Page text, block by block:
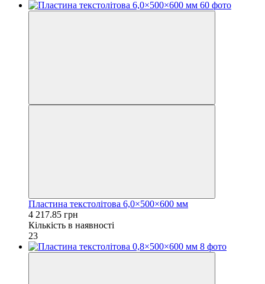
Пластина текстолітова 6,0×500×600 мм
4 217.85 грн
Кількість в наявності
23